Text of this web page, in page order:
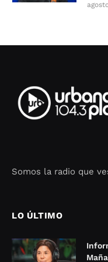
Somos la radio que
LO ÚLTIMO